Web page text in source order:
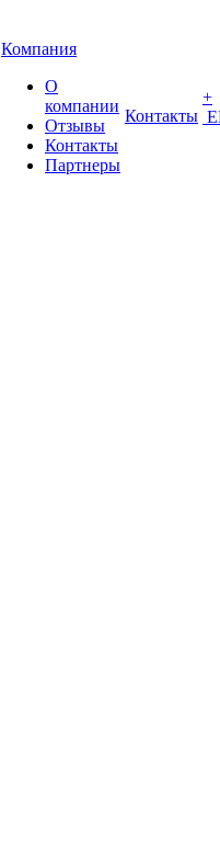
Компания
О
компании
Отзывы
Контакты
Партнеры
Контакты
+